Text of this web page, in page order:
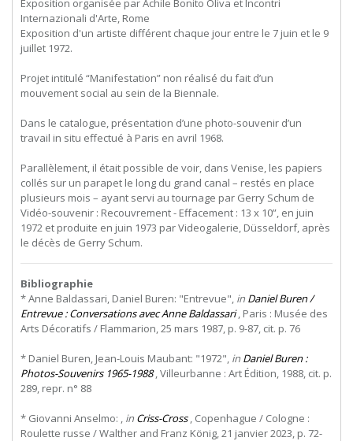
Exposition organisée par Achile Bonito Oliva et Incontri
Internazionali d'Arte, Rome
Exposition d'un artiste différent chaque jour entre le 7 juin et le 9
juillet 1972.
Projet intitulé “Manifestation” non réalisé du fait d’un
mouvement social au sein de la Biennale.
Dans le catalogue, présentation d’une photo-souvenir d’un
travail in situ effectué à Paris en avril 1968.
Parallèlement, il était possible de voir, dans Venise, les papiers
collés sur un parapet le long du grand canal – restés en place
plusieurs mois – ayant servi au tournage par Gerry Schum de
Vidéo-souvenir : Recouvrement - Effacement : 13 x 10”, en juin
1972 et produite en juin 1973 par Videogalerie, Düsseldorf, après
le décès de Gerry Schum.
Bibliographie
* Anne Baldassari, Daniel Buren: "Entrevue", in Daniel Buren /
Entrevue : Conversations avec Anne Baldassari, Paris : Musée des
Arts Décoratifs / Flammarion, 25 mars 1987, p. 9-87, cit. p. 76
* Daniel Buren, Jean-Louis Maubant: "1972", in Daniel Buren :
Photos-Souvenirs 1965-1988, Villeurbanne : Art Édition, 1988, cit. p.
289, repr. n° 88
* Giovanni Anselmo: , in Criss-Cross, Copenhague / Cologne :
Roulette russe / Walther and Franz König, 21 janvier 2023, p. 72-